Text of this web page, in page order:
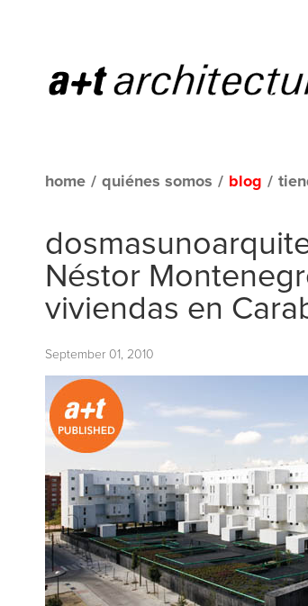
home / quiénes somos / blog /
Néstor
viviendas en
September 01, 2010